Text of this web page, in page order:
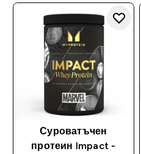
Суроватъчен
протеин Impact -